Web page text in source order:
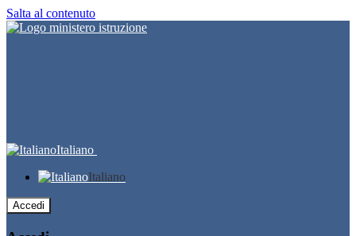
Salta al contenuto
Italiano
Italiano
Accedi